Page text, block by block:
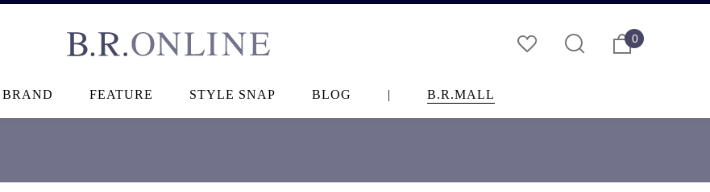
0
BRAND FEATURE STYLE SNAP BLOG | B.R.MALL